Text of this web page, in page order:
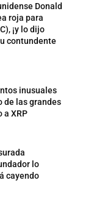
Donald
roja para
¡y lo dijo
contundente
inusuales
de las grandes
a XRP
lo
cayendo